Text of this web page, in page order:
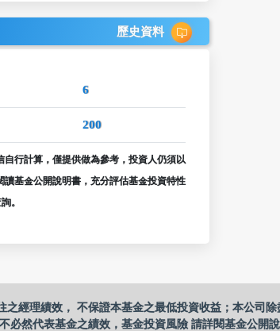
歷史資料
6
200
行計算，僅提供做為參考，投資人仍須以
基金公開說明書，充分評估基金投資特性
。
經理績效， 不保證本基金之最低投資收益；本公司
然代表基金之績效，基金投資風險 請詳閱基金公開